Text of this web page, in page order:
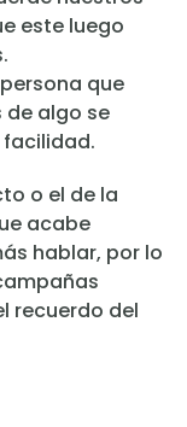
este luego
que
algo se
o el de la
acabe
hablar, por lo
recuerdo del